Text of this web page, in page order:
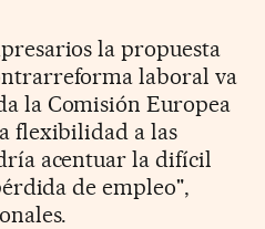
la propuesta
laboral va
la Comisión Europea
flexibilidad a las
acentuar la difícil
de empleo",